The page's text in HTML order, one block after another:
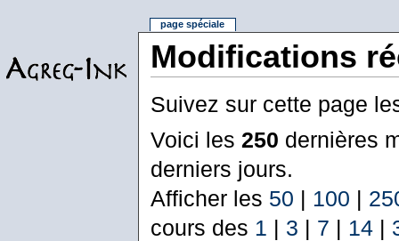
Modifications
Suivez sur cette page
Voici les 250 dernières
derniers jours.
Afficher les 50 | 100 |
cours des 1 | 3 | 7 | 14|
page spéciale